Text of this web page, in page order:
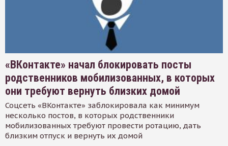
«ВКонтакте» начал блокировать посты
родственников мобилизованных, в которых
они требуют вернуть близких домой
Соцсеть «ВКонтакте» заблокировала как минимум
несколько постов, в которых родственники
мобилизованных требуют провести ротацию, дать
близким отпуск и вернуть их домой